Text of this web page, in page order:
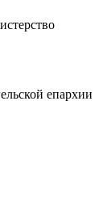
епархии